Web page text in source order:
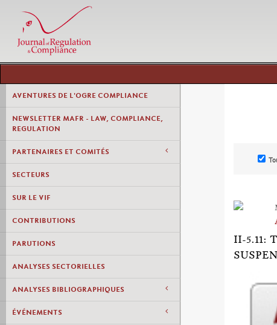
AVENTURES DE L'OGRE COMPLIANCE
NEWSLETTER MAFR - LAW, COMPLIANCE,
REGULATION
PARTENAIRES ET COMITÉS
SECTEURS
SUR LE VIF
CONTRIBUTIONS
PARUTIONS
ANALYSES SECTORIELLES
ANALYSES BIBLIOGRAPHIQUES
ÉVÉNEMENTS
II-5.11: